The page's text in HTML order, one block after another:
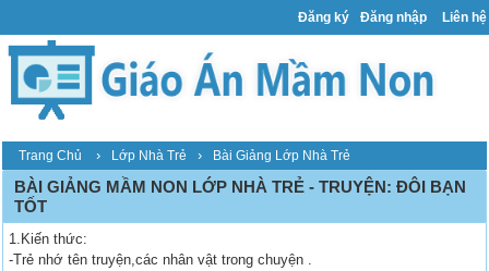
Đăng ký Đăng nhập Liên hệ
Trang Chủ › Lớp Nhà Trẻ › Bài Giảng Lớp Nhà Trẻ
BÀI GIẢNG MẦM NON LỚP NHÀ TRẺ - TRUYỆN: ĐÔI BẠN
TỐT
1.Kiến thức:
-Trẻ nhớ tên truyện,các nhân vật trong chuyện .